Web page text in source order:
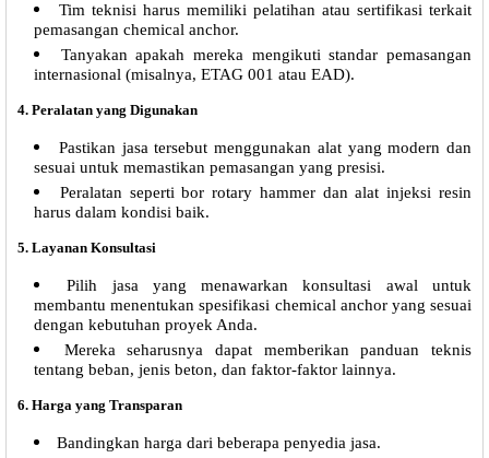
Tim teknisi harus memiliki pelatihan atau sertifikasi terkait
pemasangan chemical anchor.
Tanyakan apakah mereka mengikuti standar pemasangan
internasional (misalnya, ETAG 001 atau EAD).
4. Peralatan yang Digunakan
Pastikan jasa tersebut menggunakan alat yang modern dan
sesuai untuk memastikan pemasangan yang presisi.
Peralatan seperti bor rotary hammer dan alat injeksi resin
harus dalam kondisi baik.
5. Layanan Konsultasi
Pilih jasa yang menawarkan konsultasi awal untuk
membantu menentukan spesifikasi chemical anchor yang sesuai
dengan kebutuhan proyek Anda.
Mereka seharusnya dapat memberikan panduan teknis
tentang beban, jenis beton, dan faktor-faktor lainnya.
6. Harga yang Transparan
Bandingkan harga dari beberapa penyedia jasa.